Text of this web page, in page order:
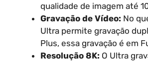
qualidade de imagem até
Gravação de Vídeo: No
Ultra permite gravação
Plus, essa gravação é em
Resolução 8K: O Ultra